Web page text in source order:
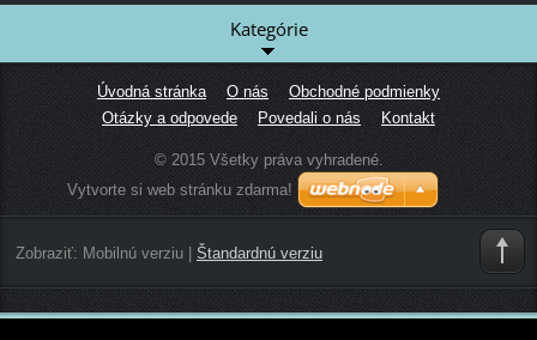
Kategórie
Úvodná stránka O nás
Obchodné podmienky
Otázky a odpovede
Povedali o nás Kontakt
© 2015 Všetky práva vyhradené.
Vytvorte si web stránku zdarma!
Zobraziť: Mobilnú verziu| Štandardnú verziu